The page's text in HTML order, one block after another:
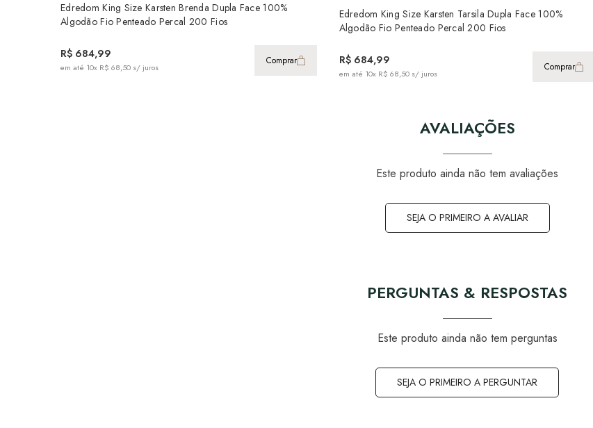
Edredom King Size Karsten Brenda Dupla Face 100%
Algodão Fio Penteado Percal 200 Fios
R$ 684,99
em até 10x R$ 68,50 s/ juros
Comprar
Edredom King Size Karsten Tarsila Dupla Face 100%
Algodão Fio Penteado Percal 200 Fios
R$ 684,99
em até 10x R$ 68,50 s/ juros
Comprar
AVALIAÇÕES
Este produto ainda não tem avaliações
SEJA O PRIMEIRO A AVALIAR
PERGUNTAS & RESPOSTAS
Este produto ainda não tem perguntas
SEJA O PRIMEIRO A PERGUNTAR